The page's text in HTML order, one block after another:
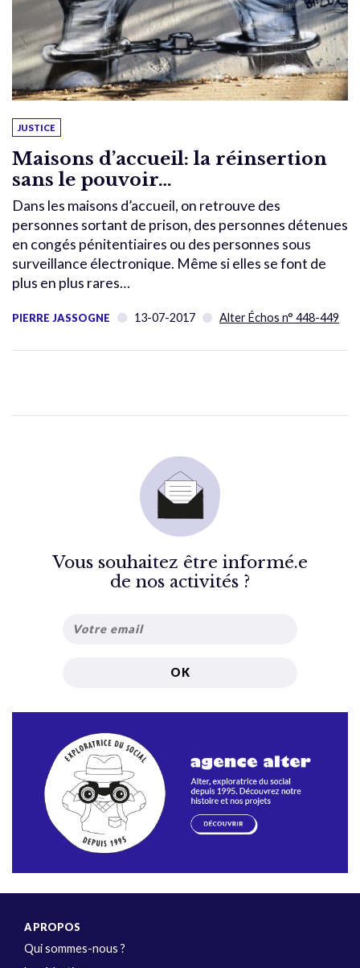
JUSTICE
Maisons d’accueil: la réinsertion
sans le pouvoir…
Dans les maisons d’accueil, on retrouve des
personnes sortant de prison, des personnes détenues
en congés pénitentiaires ou des personnes sous
surveillance électronique. Même si elles se font de
plus en plus rares…
PIERRE JASSOGNE 13-07-2017 Alter Échos n° 448-449
Vous souhaitez être informé.e
de nos activités ?
A PROPOS
Qui sommes-nous ?